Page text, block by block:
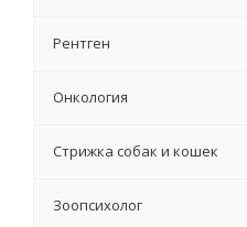
Рентген
Онкология
Стрижка собак и кошек
Зоопсихолог